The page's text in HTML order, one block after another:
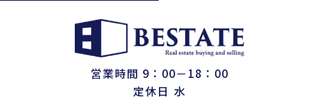
営業時間 9：00－18：00
定休日 水